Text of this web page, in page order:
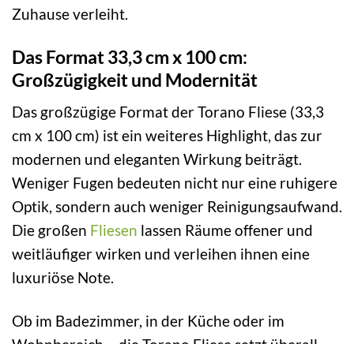
Zuhause verleiht.
Das Format 33,3 cm x 100 cm:
Großzügigkeit und Modernität
Das großzügige Format der Torano Fliese (33,3
cm x 100 cm) ist ein weiteres Highlight, das zur
modernen und eleganten Wirkung beiträgt.
Weniger Fugen bedeuten nicht nur eine ruhigere
Optik, sondern auch weniger Reinigungsaufwand.
Die großen Fliesen lassen Räume offener und
weitläufiger wirken und verleihen ihnen eine
luxuriöse Note.
Ob im Badezimmer, in der Küche oder im